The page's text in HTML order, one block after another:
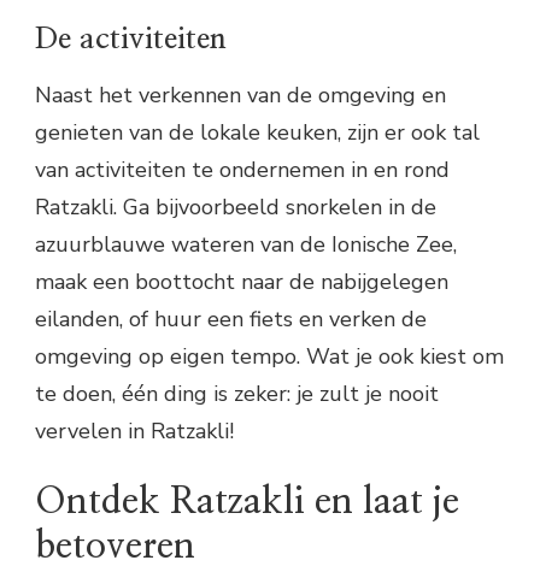
De activiteiten
Naast het verkennen van de omgeving en
genieten van de lokale keuken, zijn er ook tal
van activiteiten te ondernemen in en rond
Ratzakli. Ga bijvoorbeeld snorkelen in de
azuurblauwe wateren van de Ionische Zee,
maak een boottocht naar de nabijgelegen
eilanden, of huur een fiets en verken de
omgeving op eigen tempo. Wat je ook kiest om
te doen, één ding is zeker: je zult je nooit
vervelen in Ratzakli!
Ontdek Ratzakli en laat je
betoveren